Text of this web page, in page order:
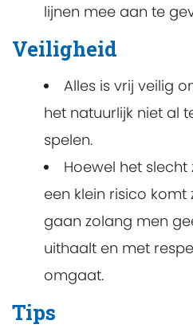
lijnen mee aan te
Veiligheid
Alles is vrij veilig
het natuurlijk niet al
spelen.
Hoewel het
een klein risico
gaan zolang men
uithaalt en met
omgaat.
Tips